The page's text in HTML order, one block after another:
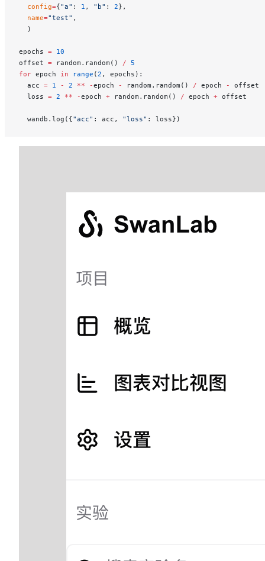
  config
={"a" : 1 , "b" : 2},
  name
="test" ,
  )
epochs = 10
offset = random.random() / 5
for epoch in range (2 , epochs):
  acc
= 1 - 2 ** -epoch - random.random() / epoch -
offset
  loss
= 2 ** -epoch + random.random() / epoch + offset
  wandb.log({
"acc" : acc, "loss" : loss})